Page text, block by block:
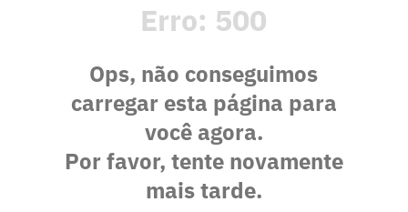
Erro: 500
Ops, não conseguimos
carregar esta página para
você agora.
Por favor, tente novamente
mais tarde.